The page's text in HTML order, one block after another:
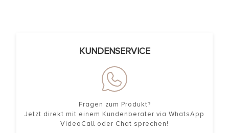
KUNDENSERVICE
Fragen zum Produkt?
Jetzt direkt mit einem Kundenberater via WhatsApp
VideoCall oder Chat sprechen!